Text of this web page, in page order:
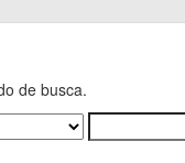
de busca.